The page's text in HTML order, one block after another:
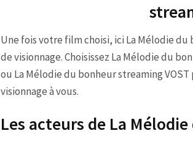
Une fois votre film choisi, ici La Mélodie
de visionnage. Choisissez La Mélodie du
ou La Mélodie du bonheur streaming
visionnage à vous.
Les acteurs de La